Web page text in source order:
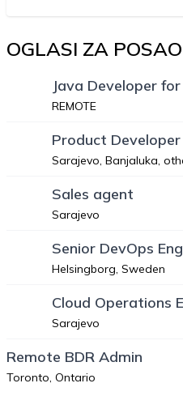
OGLASI ZA POSAO
Java Developer
REMOTE
Product
Sarajevo, Banjaluka,
Sales agent
Sarajevo
Senior DevOps
Helsingborg, Sweden
Cloud Operations
Sarajevo
Remote BDR Admin
Toronto, Ontario